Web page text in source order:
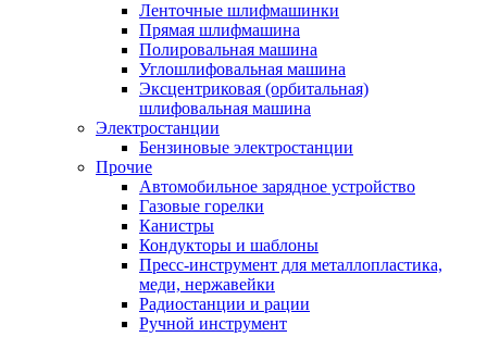
Ленточные шлифмашинки
Прямая шлифмашина
Полировальная машина
Углошлифовальная машина
Эксцентриковая (орбитальная)
шлифовальная машина
Электростанции
Бензиновые электростанции
Прочие
Автомобильное зарядное устройство
Газовые горелки
Канистры
Кондукторы и шаблоны
Пресс-инструмент для металлопластика,
меди, нержавейки
Радиостанции и рации
Ручной инструмент